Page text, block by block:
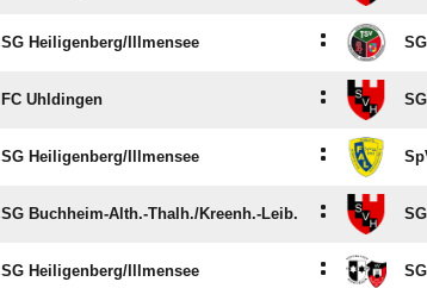
SG Heiligenberg/​Illmensee :
FC Uhldingen :
SG Heiligenberg/​Illmensee :
SG Buchheim-Alth.-Thalh./​Kreenh.-Leib. :
SG Heiligenberg/​Illmensee :